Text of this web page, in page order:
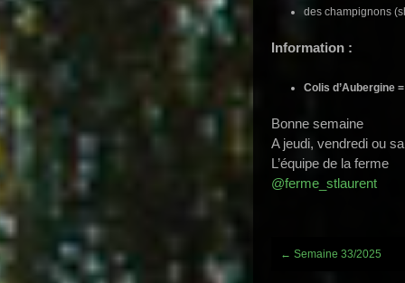
des champignons
Information :
Colis
Bonne semaine
A jeudi, vendredi ou
L’équipe de la ferme
@ferme_stlaurent
Post
← Semaine 33/2025